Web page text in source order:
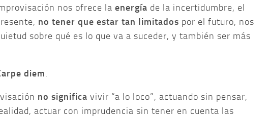
nos ofrece la energía de la incertidumbre, el
no tener que estar tan limitados por el futuro, nos
sobre qué es lo que va a suceder, y también ser más
diem.
no significa vivir “a lo loco”, actuando sin pensar,
actuar con imprudencia sin tener en cuenta las